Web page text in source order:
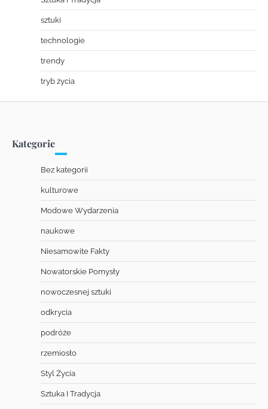
sztuki
technologie
trendy
tryb życia
Kategorie
Bez kategorii
kulturowe
Modowe Wydarzenia
naukowe
Niesamowite Fakty
Nowatorskie Pomysły
nowoczesnej sztuki
odkrycia
podróże
rzemiosło
Styl Życia
Sztuka I Tradycja